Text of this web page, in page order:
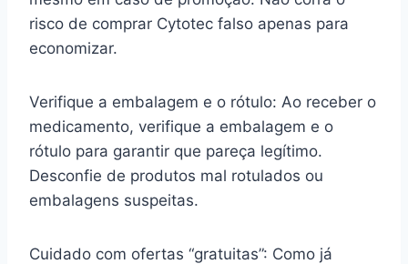
risco de comprar Cytotec falso apenas para
economizar.
Verifique a embalagem e o rótulo: Ao receber o
medicamento, verifique a embalagem e o
rótulo para garantir que pareça legítimo.
Desconfie de produtos mal rotulados ou
embalagens suspeitas.
Cuidado com ofertas “gratuitas”: Como já